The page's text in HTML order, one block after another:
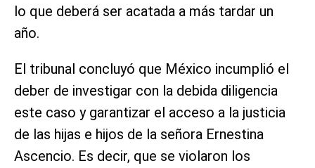
lo que deberá ser acatada a más tardar un
año.
El tribunal concluyó que México incumplió el
deber de investigar con la debida diligencia
este caso y garantizar el acceso a la justicia
de las hijas e hijos de la señora Ernestina
Ascencio. Es decir, que se violaron los